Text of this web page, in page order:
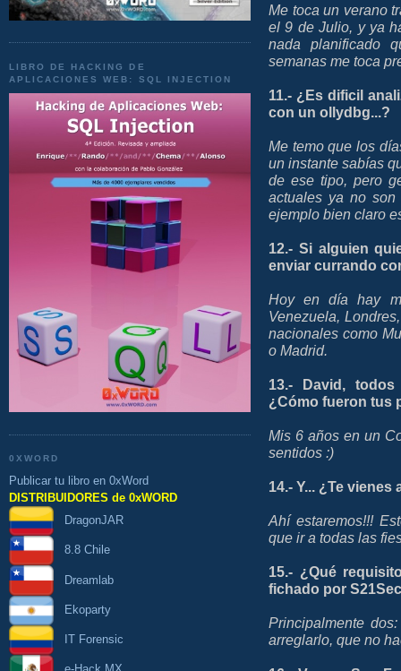
LIBRO DE HACKING DE
APLICACIONES WEB: SQL INJECTION
0XWORD
Publicar tu libro en 0xWord
DISTRIBUIDORES de 0xWORD
DragonJAR
8.8 Chile
Dreamlab
Ekoparty
IT Forensic
Me toca un verano
el 9 de Julio, y ya
nada planificado
semanas me toca
11.- ¿Es dificil
con un ollydbg...?
Me temo que los
un instante sabías
de ese tipo, pero
actuales ya no
ejemplo bien claro
12.- Si alguien
enviar currando
Hoy en día hay
Venezuela,
nacionales como
o Madrid.
13.- David,
¿Cómo fueron tus
Mis 6 años en un
sentidos :)
14.- Y... ¿Te
Ahí estaremos!!!
que ir a todas las
15.- ¿Qué
fichado por
Principalmente
arreglarlo, que no